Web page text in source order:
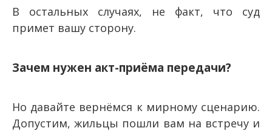
В остальных случаях, не факт, что суд
примет вашу сторону.
Зачем нужен акт-приёма передачи?
Но давайте вернёмся к мирному сценарию.
Допустим, жильцы пошли вам на встречу и